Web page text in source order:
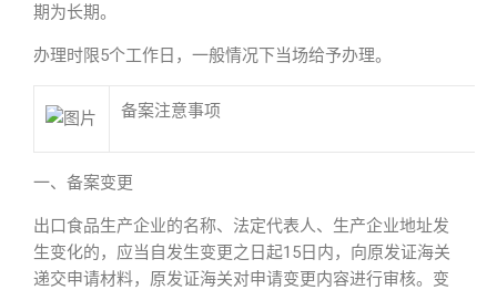
期为长期。
办理时限5个工作日，一般情况下当场给予办理。
备案注意事项
一、备案变更
出口食品生产企业的名称、法定代表人、生产企业地址发
生变化的，应当自发生变更之日起15日内，向原发证海关
递交申请材料，原发证海关对申请变更内容进行审核。变